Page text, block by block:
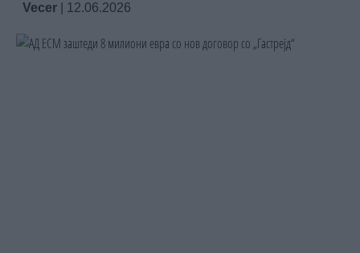
Vecer 12.06.2026